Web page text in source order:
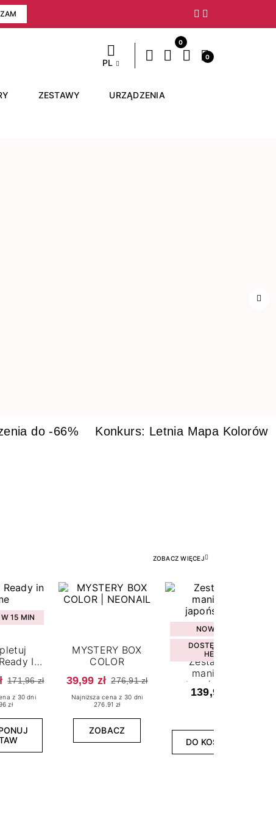
Następny
PL
0
0
ZESTAWY URZĄDZENIA
do -66% Konkurs: Letnia Mapa Kolorów
ZOBACZ WIĘCEJ
15 MIN
In
171,96 zł
z 30 dni
zł
MYSTERY BOX
COLOR
39,99 zł 276,91 zł
Najniższa cena z 30 dni
276.91 zł
ZOBACZ
NOWOŚĆ
DOSTĘPNY W
HEBE
Zestaw do
manicure
japońskiego
139,99 zł
DO KOSZYKA